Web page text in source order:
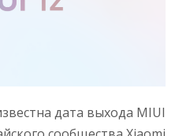
дата выхода MIUI